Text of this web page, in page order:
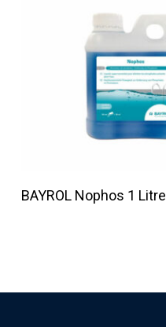
Lire La Suite
BAYROL Nophos 1 Litre